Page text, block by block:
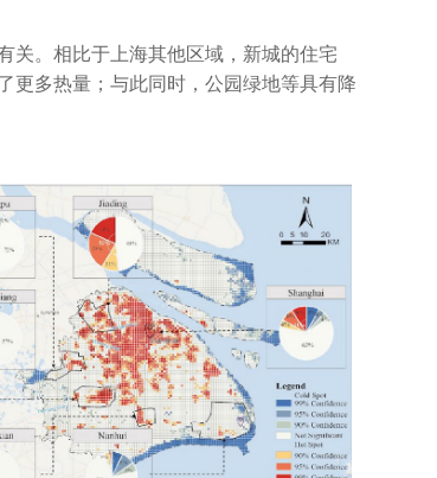
关。相比于上海其他区域，新城的住宅
更多热量；与此同时，公园绿地等具有降